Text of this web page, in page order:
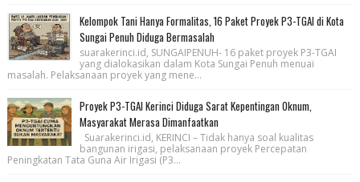
Kelompok Tani Hanya Formalitas, 16 Paket Proyek P3-TGAI di Kota
Sungai Penuh Diduga Bermasalah
suarakerinci.id, SUNGAIPENUH- 16 paket proyek P3-TGAI
yang dialokasikan dalam Kota Sungai Penuh menuai
masalah. Pelaksanaan proyek yang mene...
Proyek P3-TGAI Kerinci Diduga Sarat Kepentingan Oknum,
Masyarakat Merasa Dimanfaatkan
Suarakerinci.id, KERINCI – Tidak hanya soal kualitas
bangunan irigasi, pelaksanaan proyek Percepatan
Peningkatan Tata Guna Air Irigasi (P3...